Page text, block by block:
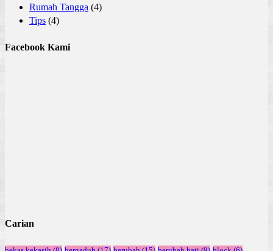
Rumah Tangga (4)
Tips (4)
Facebook Kami
Carian